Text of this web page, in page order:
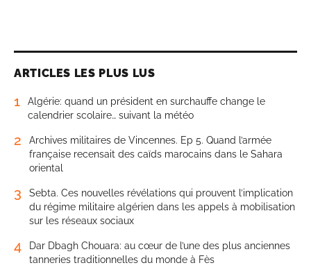
ARTICLES LES PLUS LUS
1
Algérie: quand un président en surchauffe change le
calendrier scolaire… suivant la météo
2
Archives militaires de Vincennes. Ep 5. Quand l’armée
française recensait des caïds marocains dans le Sahara
oriental
3
Sebta. Ces nouvelles révélations qui prouvent l’implication
du régime militaire algérien dans les appels à mobilisation
sur les réseaux sociaux
4
Dar Dbagh Chouara: au cœur de l’une des plus anciennes
tanneries traditionnelles du monde à Fès